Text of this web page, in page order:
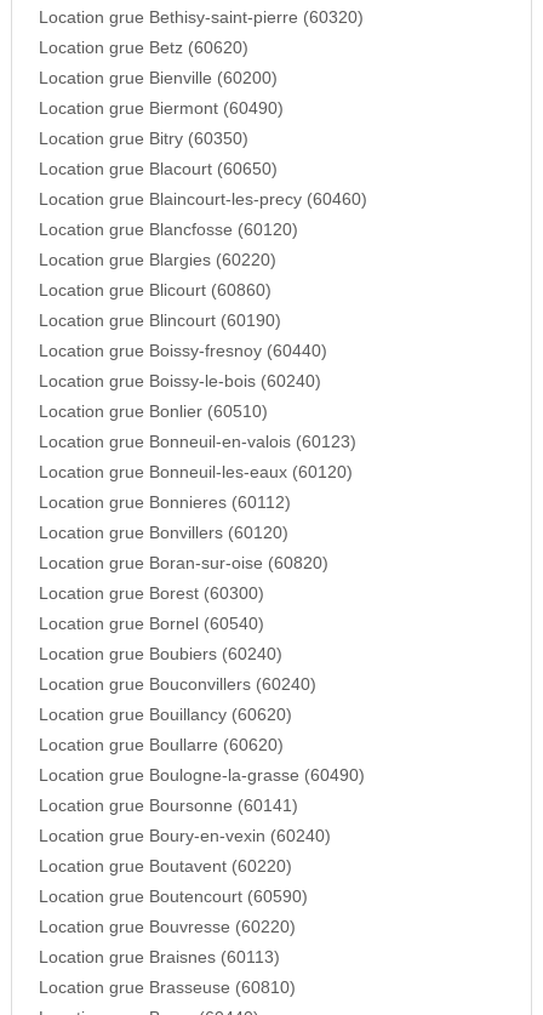
Location grue Bethisy-saint-pierre (60320)
Location grue Betz (60620)
Location grue Bienville (60200)
Location grue Biermont (60490)
Location grue Bitry (60350)
Location grue Blacourt (60650)
Location grue Blaincourt-les-precy (60460)
Location grue Blancfosse (60120)
Location grue Blargies (60220)
Location grue Blicourt (60860)
Location grue Blincourt (60190)
Location grue Boissy-fresnoy (60440)
Location grue Boissy-le-bois (60240)
Location grue Bonlier (60510)
Location grue Bonneuil-en-valois (60123)
Location grue Bonneuil-les-eaux (60120)
Location grue Bonnieres (60112)
Location grue Bonvillers (60120)
Location grue Boran-sur-oise (60820)
Location grue Borest (60300)
Location grue Bornel (60540)
Location grue Boubiers (60240)
Location grue Bouconvillers (60240)
Location grue Bouillancy (60620)
Location grue Boullarre (60620)
Location grue Boulogne-la-grasse (60490)
Location grue Boursonne (60141)
Location grue Boury-en-vexin (60240)
Location grue Boutavent (60220)
Location grue Boutencourt (60590)
Location grue Bouvresse (60220)
Location grue Braisnes (60113)
Location grue Brasseuse (60810)